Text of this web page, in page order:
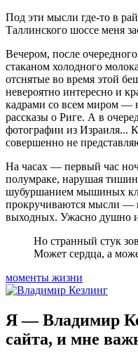
Под эти мысли где-то в
Таллинского шоссе меня
Вечером, после
стаканом холодного
отснятые во время этой
невероятно интересно и
кадрами со всем миром —
рассказы о Риге. А в
фотографии из Израиля...
совершенно не
На часах — первый час
полумраке, нарушая
шубуршанием мышиных
прокручиваются мысли —
выходных. Ужасно душно и
Но странный стук
Может сердца, а
моменты жизни
Я — Владимир
сайта, и мне